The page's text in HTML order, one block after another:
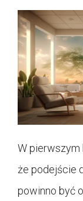
W pierwszym
że podejście
powinno być